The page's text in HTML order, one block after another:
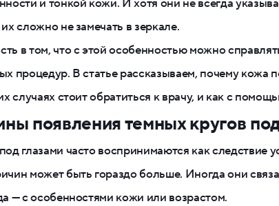
и тонкой кожи. И хотя они не всегда
сложно не замечать в зеркале.
в том, что с этой особенностью можно
процедур. В статье рассказываем, почему кожа
случаях стоит обратиться к врачу, и как с
появления темных кругов
глазами часто воспринимаются как следствие
может быть гораздо больше. Иногда они
— с особенностями кожи или возрастом.